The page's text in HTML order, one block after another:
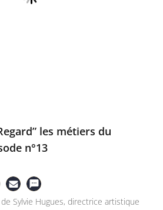
les métiers du
n°13
de Sylvie Hugues, directrice artistique